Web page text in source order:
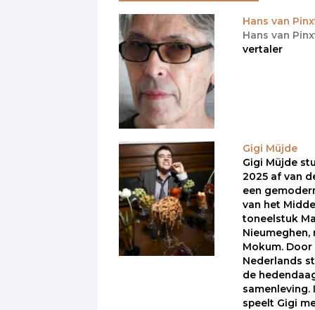
Hans van
Hans van
vertaler
Gigi Müjde
Gigi Müjde
2025 af van
een
van het
toneelstuk
Nieumeghen,
Mokum. Door
Nederlands
de
samenleving.
speelt Gigi